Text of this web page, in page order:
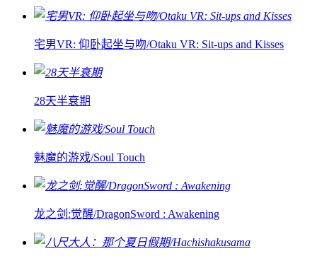
宅男VR: 仰卧起坐与吻/Otaku VR: Sit-ups and Kisses
28天半衰期
魅魔的游戏/Soul Touch
龙之剑:觉醒/DragonSword : Awakening